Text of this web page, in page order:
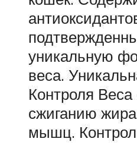
уникальную
веса.
Контроля Веса
сжиганию
мышц.